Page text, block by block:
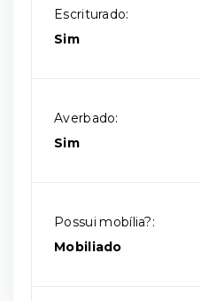
Escriturado:
Sim
Averbado:
Sim
Possui mobília?:
Mobiliado